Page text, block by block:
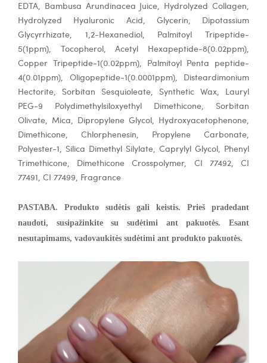
EDTA, Bambusa Arundinacea Juice, Hydrolyzed Collagen,
Hydrolyzed Hyaluronic Acid, Glycerin, Dipotassium
Glycyrrhizate, 1,2-Hexanediol, Palmitoyl Tripeptide-
5(1ppm), Tocopherol, Acetyl Hexapeptide-8(0.02ppm),
Copper Tripeptide-1(0.02ppm), Palmitoyl Penta peptide-
4(0.01ppm), Oligopeptide-1(0.0001ppm), Disteardimonium
Hectorite, Sorbitan Sesquioleate, Synthetic Wax, Lauryl
PEG-9 Polydimethylsiloxyethyl Dimethicone, Sorbitan
Olivate, Mica, Dipropylene Glycol, Hydroxyacetophenone,
Dimethicone, Chlorphenesin, Propylene Carbonate,
Polyester-1, Silica Dimethyl Silylate, Caprylyl Glycol, Phenyl
Trimethicone, Dimethicone Crosspolymer, CI 77492, CI
77491, CI 77499, Fragrance
PASTABA. Produkto sudėtis gali keistis. Prieš pradedant
naudoti, susipažinkite su sudėtimi ant pakuotės. Esant
nesutapimams, vadovaukitės sudėtimi ant produkto pakuotės.